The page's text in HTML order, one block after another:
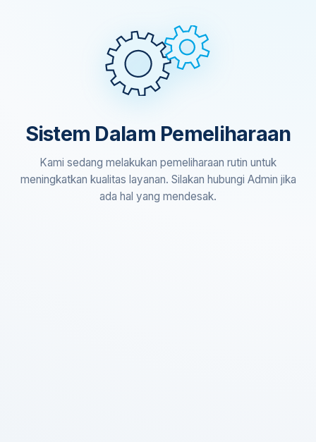
Sistem Dalam Pemeliharaan
Kami sedang melakukan pemeliharaan rutin untuk
meningkatkan kualitas layanan. Silakan hubungi Admin jika
ada hal yang mendesak.